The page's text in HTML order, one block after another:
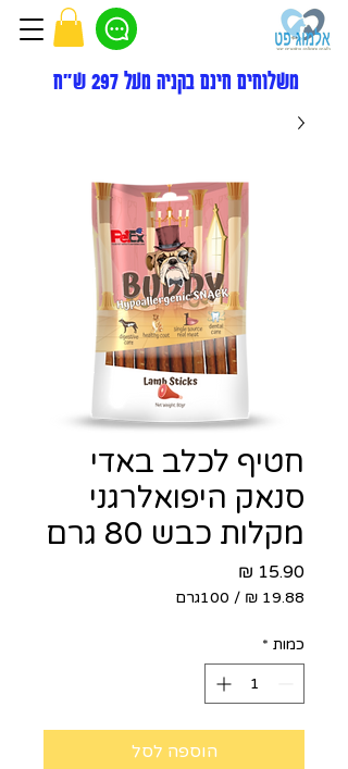
משלוחים חינם בקניה מעל 297 ש"ח
חטיף לכלב באדי
סנאק היפואלרגני
מקלות כבש 80 גרם
/ 100גרם
לכל
100
כמות *
הוספה לסל